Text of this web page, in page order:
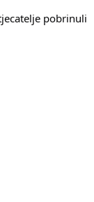
pobrinuli